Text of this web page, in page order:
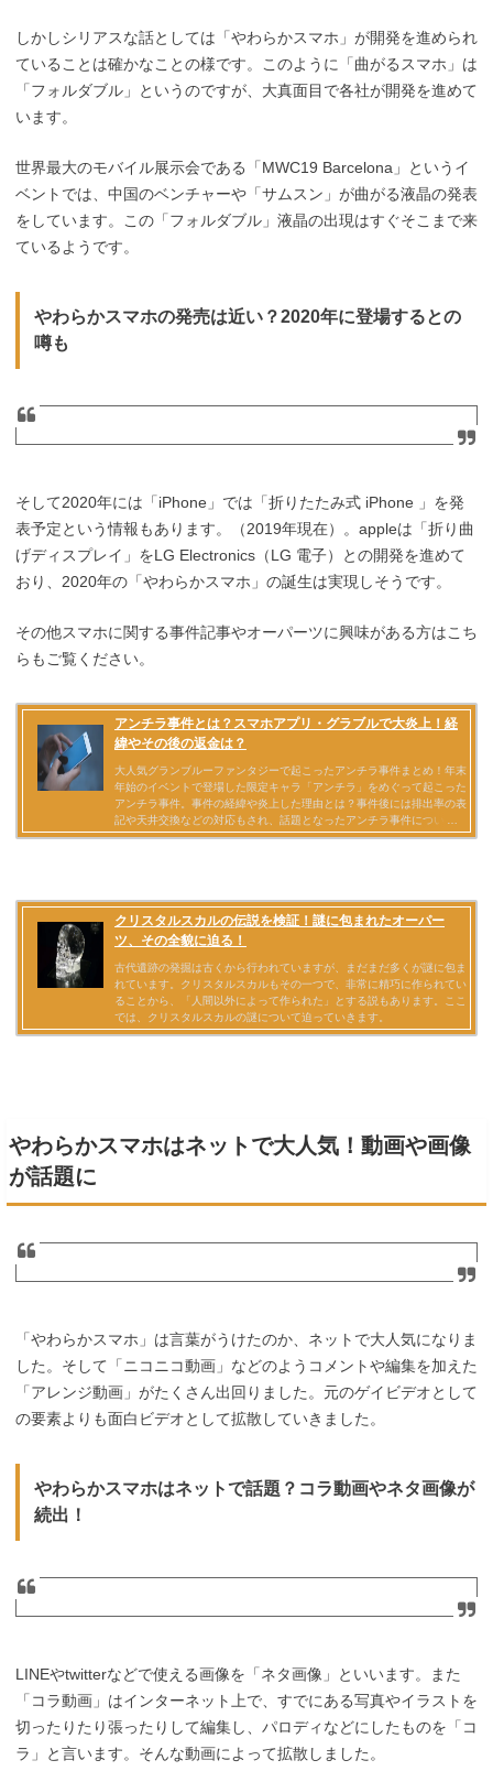
しかしシリアスな話としては「やわらかスマホ」が開発を進められ
ていることは確かなことの様です。このように「曲がるスマホ」は
「フォルダブル」というのですが、大真面目で各社が開発を進めて
います。
世界最大のモバイル展示会である「MWC19 Barcelona」というイ
ベントでは、中国のベンチャーや「サムスン」が曲がる液晶の発表
をしています。この「フォルダブル」液晶の出現はすぐそこまで来
ているようです。
やわらかスマホの発売は近い？2020年に登場するとの
噂も
そして2020年には「iPhone」では「折りたたみ式 iPhone 」を発
表予定という情報もあります。（2019年現在）。appleは「折り曲
げディスプレイ」をLG Electronics（LG 電子）との開発を進めて
おり、2020年の「やわらかスマホ」の誕生は実現しそうです。
その他スマホに関する事件記事やオーパーツに興味がある方はこち
らもご覧ください。
やわらかスマホはネットで大人気！動画や画像
が話題に
「やわらかスマホ」は言葉がうけたのか、ネットで大人気になりま
した。そして「ニコニコ動画」などのようコメントや編集を加えた
「アレンジ動画」がたくさん出回りました。元のゲイビデオとして
の要素よりも面白ビデオとして拡散していきました。
やわらかスマホはネットで話題？コラ動画やネタ画像が
続出！
LINEやtwitterなどで使える画像を「ネタ画像」といいます。また
「コラ動画」はインターネット上で、すでにある写真やイラストを
切ったりたり張ったりして編集し、パロディなどにしたものを「コ
ラ」と言います。そんな動画によって拡散しました。